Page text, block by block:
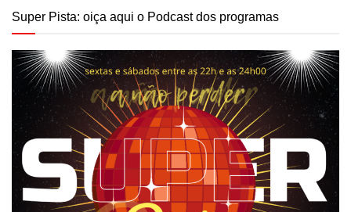
Super Pista: oiça aqui o Podcast dos programas